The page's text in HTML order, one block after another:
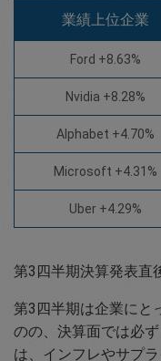
業績上位企業
Ford +8.63%
Nvidia +8.28%
Alphabet +4.70%
Microsoft +4.31%
Uber +4.29%
第3四半期決算発表直
第3四半期は企業にと
のの、決算面では必
は、インフレやサプ